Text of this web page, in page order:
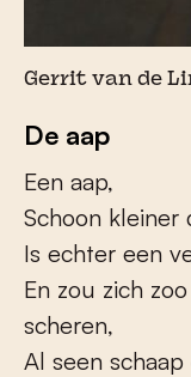
Gerrit van de
De aap
Een aap,
Schoon kleiner
Is echter een
En zou zich
scheren,
Al seen